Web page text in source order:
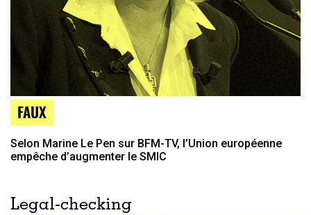
FAUX
Selon Marine Le Pen sur BFM-TV, l’Union européenne
empêche d’augmenter le SMIC
Legal-checking